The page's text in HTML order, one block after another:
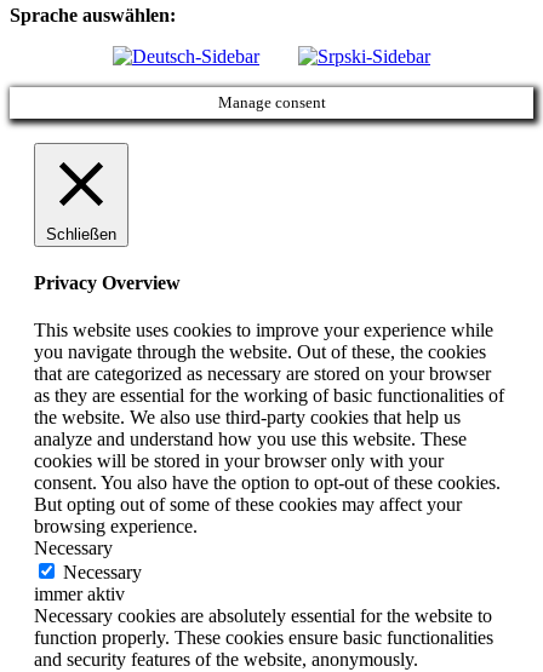
Sprache auswählen:
Manage consent
Schließen
Privacy Overview
This website uses cookies to improve your experience while
you navigate through the website. Out of these, the cookies
that are categorized as necessary are stored on your browser
as they are essential for the working of basic functionalities of
the website. We also use third-party cookies that help us
analyze and understand how you use this website. These
cookies will be stored in your browser only with your
consent. You also have the option to opt-out of these cookies.
But opting out of some of these cookies may affect your
browsing experience.
Necessary
Necessary
immer aktiv
Necessary cookies are absolutely essential for the website to
function properly. These cookies ensure basic functionalities
and security features of the website, anonymously.